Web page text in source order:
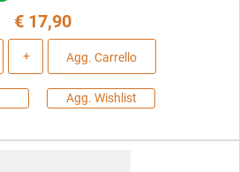
€ 17,90
Agg. Carrello
Agg. Wishlist